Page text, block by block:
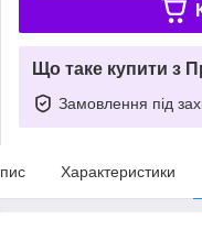
Що таке купити з
Замовлення під
Характеристики